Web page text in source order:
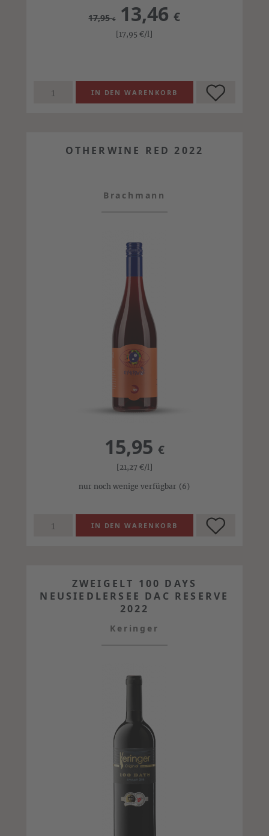
17,95€ 13,46€
[17,95€/l]
OTHERWINE RED 2022
Brachmann
15,95 €
[21,27 €/l]
nur noch wenige verfügbar (6)
ZWEIGELT 100 DAYS
NEUSIEDLERSEE DAC RESERVE
2022
Keringer